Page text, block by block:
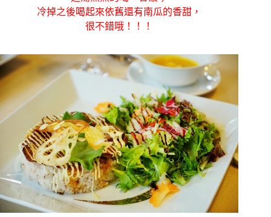
冷掉之後喝起來依舊還有南瓜的香甜，
很不錯哦！！！